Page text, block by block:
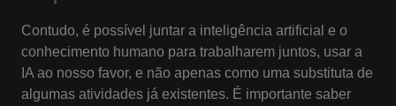
Contudo, é possível juntar a inteligência artificial e o
conhecimento humano para trabalharem juntos, usar a
IA ao nosso favor, e não apenas como uma substituta de
algumas atividades já existentes. É importante saber